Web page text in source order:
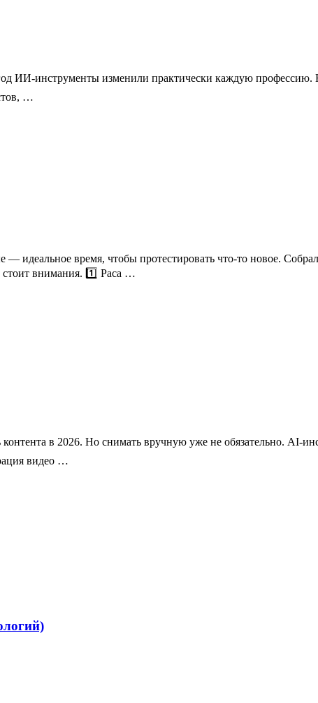
ИИ-инструменты изменили практически каждую
…
идеальное время, чтобы протестировать что-то новое.
стоит внимания. 1️⃣ Paca …
в 2026. Но снимать вручную уже не обязательно. AI-
видео …